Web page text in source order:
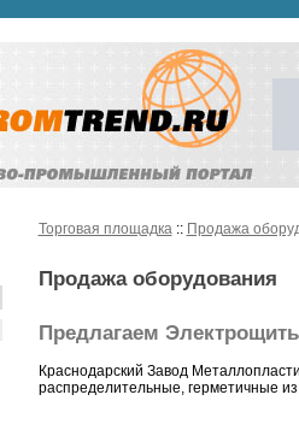
Торговая площадка:: Продажа
Продажа оборудования
Предлагаем
Краснодарский Завод
распределительные, герметичные